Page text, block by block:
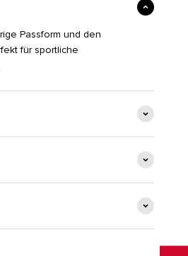
Passform und den
für sportliche